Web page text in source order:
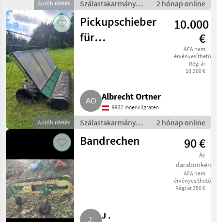
Apróhirdetés
Szálastakarmány
betakarítók / Hegyi
gépesítés
2 hónap online
Apróhirdetés
Pickupschieber
für
10.000
€
ÁFA nem
érvényesíthető
Régi ár
10.300 €
Albrecht Ortner
9932 Innervillgraten
Szálastakarmány
betakarítók / Hegyi
gépesítés
2 hónap online
Bandrechen 90 €
Ár
darabonként
ÁFA nem
érvényesíthető
Régi ár 350 €
J .